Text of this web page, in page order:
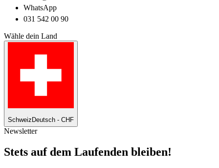
WhatsApp
031 542 00 90
Wähle dein Land
Schweiz Deutsch - CHF
Newsletter
Stets auf dem Laufenden bleiben!